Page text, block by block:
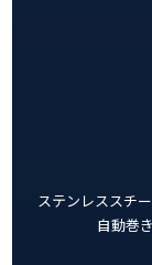
ステンレススチ
自動巻